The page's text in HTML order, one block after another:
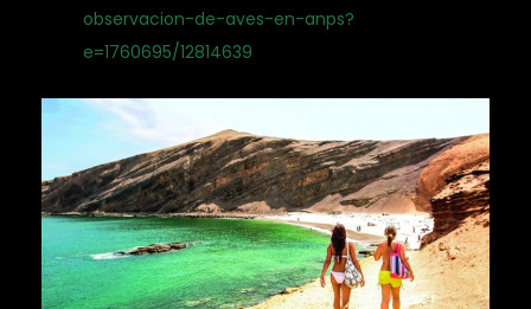
observacion-de-aves-en-anps?
e=1760695/12814639